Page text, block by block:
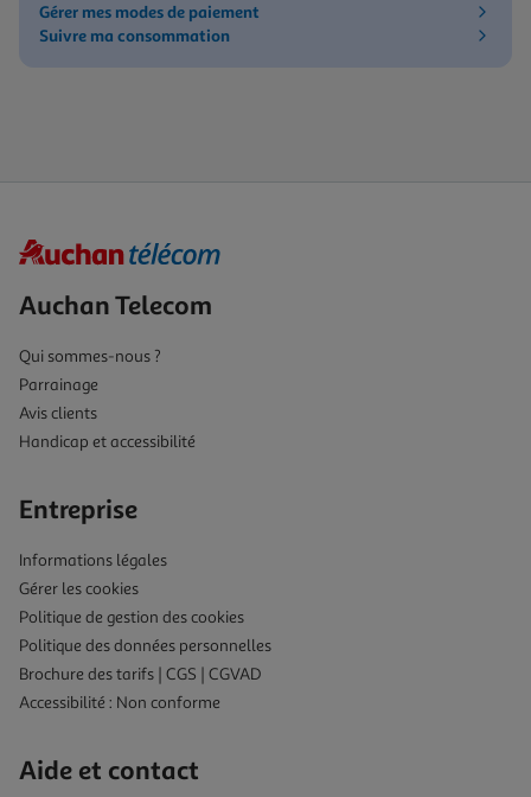
Gérer mes modes de paiement
Suivre ma consommation
Auchan Telecom
Qui sommes-nous ?
Parrainage
Avis clients
Handicap et accessibilité
Entreprise
Informations légales
Gérer les cookies
Politique de gestion des cookies
Politique des données personnelles
Brochure des tarifs | CGS | CGVAD
Accessibilité : Non conforme
Aide et contact